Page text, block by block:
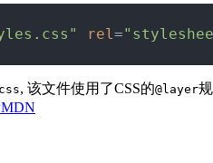
rel =
, 该文件使用了CSS的@layer